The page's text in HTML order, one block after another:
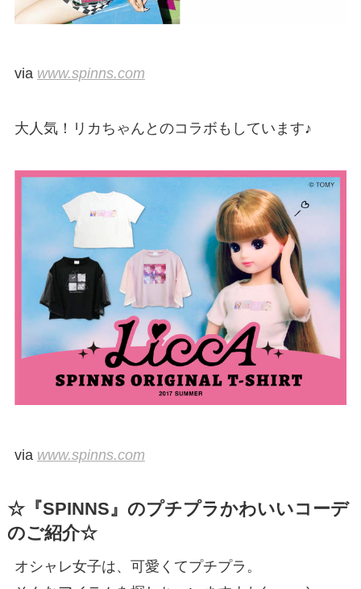
via www.spinns.com
大人気！リカちゃんとのコラボもしています♪
via www.spinns.com
☆『SPINNS』のプチプラかわいいコーデ
のご紹介☆
オシャレ女子は、可愛くてプチプラ。